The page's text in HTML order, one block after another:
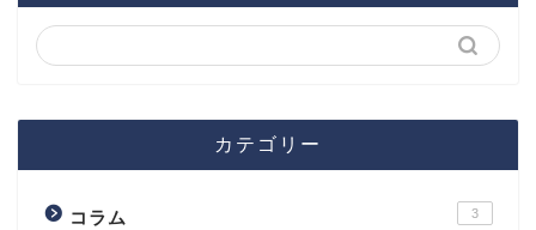
カテゴリー
コラム 3